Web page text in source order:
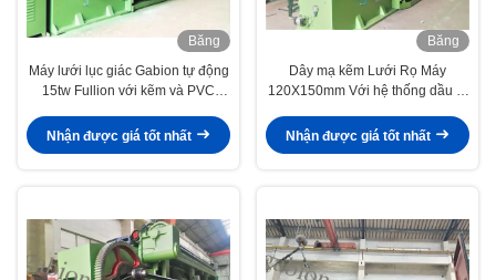
Băng
hình
Máy lưới lục giác Gabion tự động
15tw Fullion với kẽm và PVC
Nhận được giá tốt nhất
Băng
hình
Dây mạ kẽm Lưới Rọ Máy
120X150mm Với hệ thống dầu tự
Nhận được giá tốt nhất